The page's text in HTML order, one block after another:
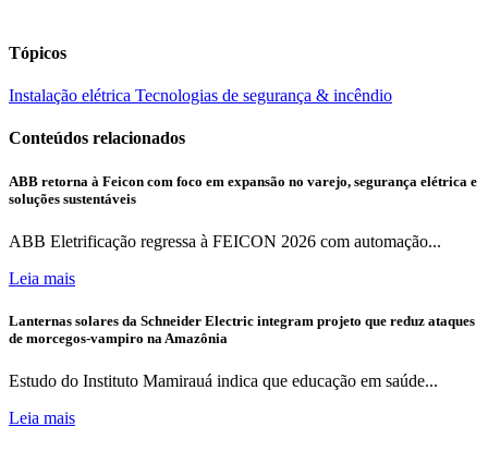
Tópicos
Instalação elétrica Tecnologias de segurança & incêndio
Conteúdos relacionados
ABB retorna à Feicon com foco em expansão no varejo, segurança elétrica e
soluções sustentáveis
ABB Eletrificação regressa à FEICON 2026 com automação...
Leia mais
Lanternas solares da Schneider Electric integram projeto que reduz ataques
de morcegos-vampiro na Amazônia
Estudo do Instituto Mamirauá indica que educação em saúde...
Leia mais